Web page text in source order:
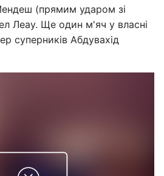
(прямим ударом зі
Леау. Ще один м'яч у власні
суперників Абдувахід